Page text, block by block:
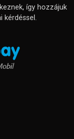
így hozzájuk
kérdéssel.